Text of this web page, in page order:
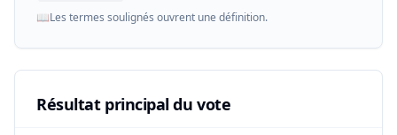
📖Les termes soulignés ouvrent une définition.
Résultat principal du vote